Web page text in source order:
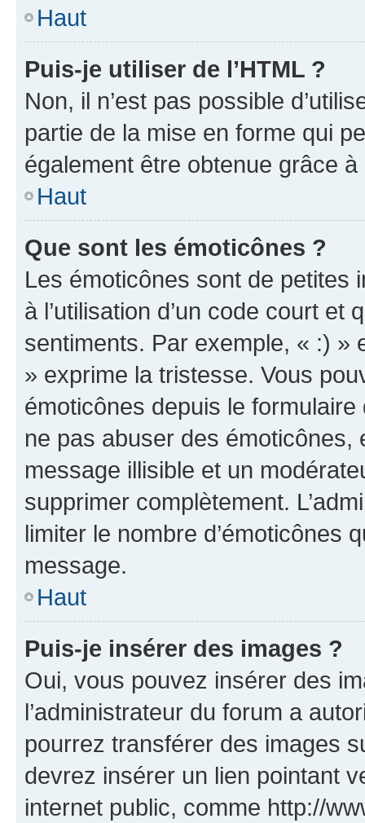
Haut
Puis-je utiliser de l’HTML ?
Non, il n’est pas possible
partie de la mise en forme qui
également être obtenue grâce à
Haut
Que sont les émoticônes ?
Les émoticônes sont de petites
à l’utilisation d’un code court et
sentiments. Par exemple, « :) »
» exprime la tristesse. Vous
émoticônes depuis le
ne pas abuser des
message illisible et un
supprimer complètement.
limiter le nombre d’émoticônes
message.
Haut
Puis-je insérer des images ?
Oui, vous pouvez insérer des
l’administrateur du forum a
pourrez transférer des images
devrez insérer un lien pointant
internet public, comme http://